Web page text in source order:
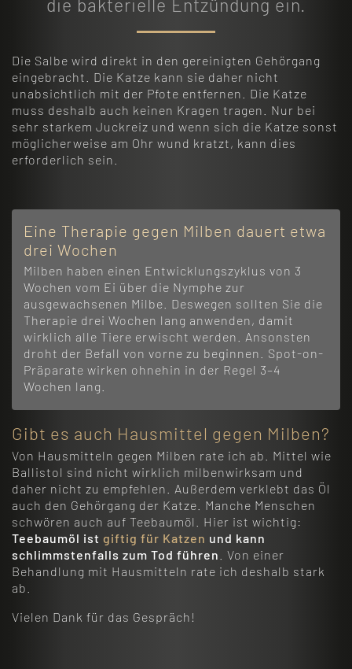
die bakterielle Entzündung ein.
Die Salbe wird direkt in den gereinigten Gehörgang
eingebracht. Die Katze kann sie daher nicht
unabsichtlich mit der Pfote entfernen. Die Katze
muss deshalb auch keinen Kragen tragen. Nur bei
sehr starkem Juckreiz und wenn sich die Katze sonst
möglicherweise am Ohr wund kratzt, kann dies
erforderlich sein.
Eine Therapie gegen Milben dauert etwa
drei Wochen
Milben haben einen Entwicklungszyklus von 3
Wochen vom Ei über die Nymphe zur
ausgewachsenen Milbe. Deswegen sollten Sie die
Therapie drei Wochen lang anwenden, damit
wirklich alle Tiere erwischt werden. Ansonsten
droht der Befall von vorne zu beginnen. Spot-on-
Präparate wirken ohnehin in der Regel 3–4
Wochen lang.
Gibt es auch Hausmittel gegen Milben?
Von Hausmitteln gegen Milben rate ich ab. Mittel wie
Ballistol sind nicht wirklich milbenwirksam und
daher nicht zu empfehlen. Außerdem verklebt das Öl
auch den Gehörgang der Katze. Manche Menschen
schwören auch auf Teebaumöl. Hier ist wichtig:
Teebaumöl ist giftig für Katzen und kann
schlimmstenfalls zum Tod führen
. Von einer
Behandlung mit Hausmitteln rate ich deshalb stark
ab.
Vielen Dank für das Gespräch!